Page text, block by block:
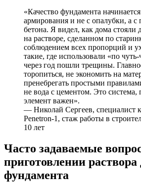
«Качество фундамента
армирования и не с опалубки, а с
бетона. Я видел, как дома стояли
на растворе, сделанном по
соблюдением всех пропорций и
такие, где использовали «по
через год пошли трещины.
торопиться, не экономить на
пренебрегать простыми
не вода с цементом. Это система,
элемент важен».
— Николай Сергеев, специалист
Penetron-1, стаж работы в
10 лет
Часто задаваемые
приготовлении раствора
фундамента